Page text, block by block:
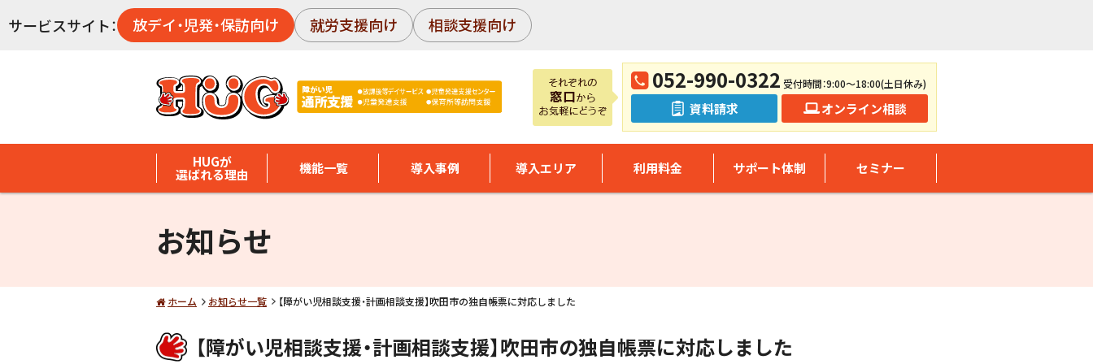
サービスサイト： 放デイ・児発・保訪向け 就労支援向け 相談支援向け
052-990-0322 受付時間：9:00～18:00(土日休み)
資料請求 オンライン相談
HUGが
選ばれる理由 機能一覧 導入事例 導入エリア 利用料金 サポート体制 セミナー
お知らせ
ホーム お知らせ一覧 【障がい児相談支援・計画相談支援】吹田市の独自帳票に対応しました
【障がい児相談支援・計画相談支援】吹田市の独自帳票に対応しました